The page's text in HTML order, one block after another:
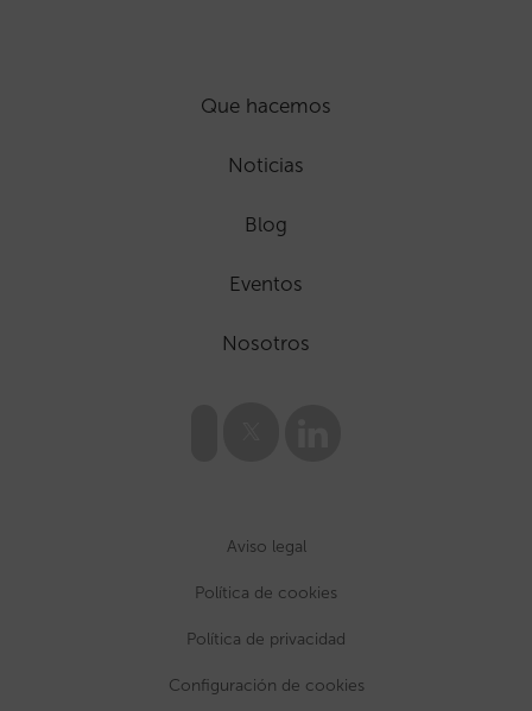
Que hacemos
Noticias
Blog
Eventos
Nosotros
Aviso legal
Política de cookies
Política de privacidad
Configuración de cookies